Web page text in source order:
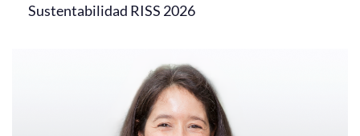
Sustentabilidad RISS 2026